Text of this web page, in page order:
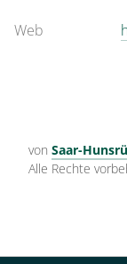
Web
von Saar-
Alle Rechte